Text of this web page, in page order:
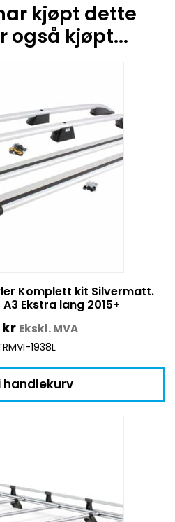
kjøpt dette
også kjøpt...
Komplett kit Silvermatt.
Ekstra lang 2015+
kr Ekskl. MVA
1938L
handlekurv